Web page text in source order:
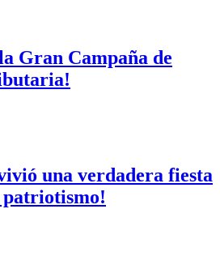
Gran Campaña de
una verdadera fiesta
patriotismo!